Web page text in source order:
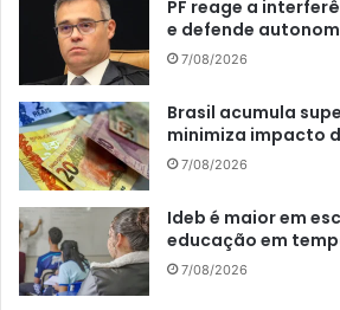
PF reage a
e defende
7/08/2026
Brasil acumula
minimiza impacto
7/08/2026
Ideb é maior em
educação em
7/08/2026